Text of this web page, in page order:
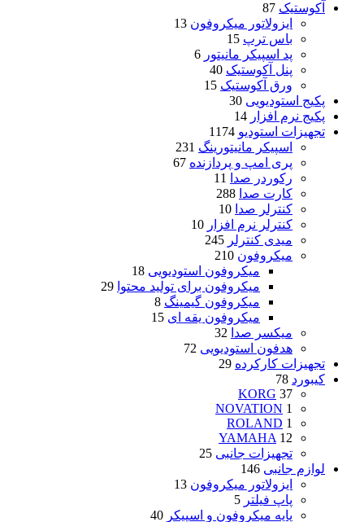
آکوستیک 87
ایزولاتور میکروفون 13
باس ترپ 15
پد اسپیکر مانیتور 6
پنل آکوستیک 40
ورق آکوستیک 15
پکیج استودیویی 30
پکیج نرم افزار 14
تجهیزات استودیو 1174
اسپیکر مانیتورینگ 231
پری امپ و پردازنده 67
رکوردر صدا
11
کارت صدا 288
کنترلر صدا 10
کنترلر نرم افزار 10
میدی کنترلر 245
میکروفون 210
میکروفون استودیویی 18
میکروفون برای تولید محتوا 29
میکروفون گیمینگ 8
میکروفون یقه ای 15
میکسر صدا 32
هدفون استودیویی 72
تجهیزات کارکرده 29
کیبورد 78
KORG 37
NOVATION 1
ROLAND 1
YAMAHA 12
تجهیزات جانبی 25
لوازم جانبی 146
ایزولاتور میکروفون 13
پاپ فیلتر 5
پایه میکروفون و اسپیکر 40